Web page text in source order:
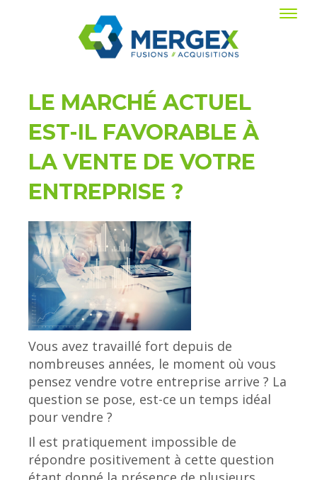
LE MARCHÉ ACTUEL
EST-IL FAVORABLE À
LA VENTE DE VOTRE
ENTREPRISE ?
Vous avez travaillé fort depuis de
nombreuses années, le moment où vous
pensez vendre votre entreprise arrive ? La
question se pose, est-ce un temps idéal
pour vendre ?
Il est pratiquement impossible de
répondre positivement à cette question